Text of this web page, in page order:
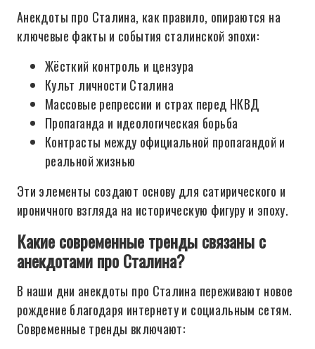
Анекдоты про Сталина, как правило, опираются на
ключевые факты и события сталинской эпохи:
Жёсткий контроль и цензура
Культ личности Сталина
Массовые репрессии и страх перед НКВД
Пропаганда и идеологическая борьба
Контрасты между официальной пропагандой и
реальной жизнью
Эти элементы создают основу для сатирического и
ироничного взгляда на историческую фигуру и эпоху.
Какие современные тренды связаны с
анекдотами про Сталина?
В наши дни анекдоты про Сталина переживают новое
рождение благодаря интернету и социальным сетям.
Современные тренды включают: